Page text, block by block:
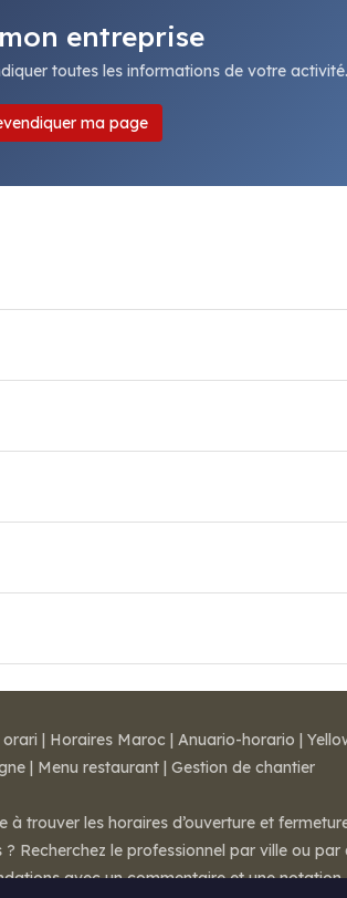
entreprise
toutes les informations de votre activité.
ma page
| Horaires Maroc | Anuario-horario |
| Menu restaurant | Gestion de chantier
trouver les horaires d’ouverture et
Recherchez le professionnel par ville ou
avec un commentaire et une notation.